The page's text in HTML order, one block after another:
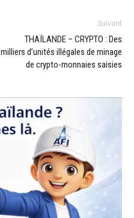
Suivant
THAÏLANDE – CRYPTO : Des
milliers d’unités illégales de minage
de crypto-monnaies saisies